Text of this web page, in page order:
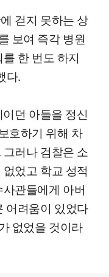
걷지 못하는 상
보여 즉각 병원
한 번도 하지
다.
던 아들을 정신
호하기 위해 차
러나 검찰은 소
었고 학교 성적
관들에게 아버
어려움이 있었다
없었을 것이라